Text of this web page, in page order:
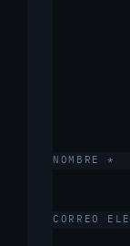
NOMBRE*
CORREO